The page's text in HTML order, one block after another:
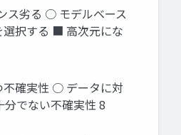
ス劣る ○ モデルベース
選択する ■ 高次元にな
確実性 ○ データに対
でない不確実性 8